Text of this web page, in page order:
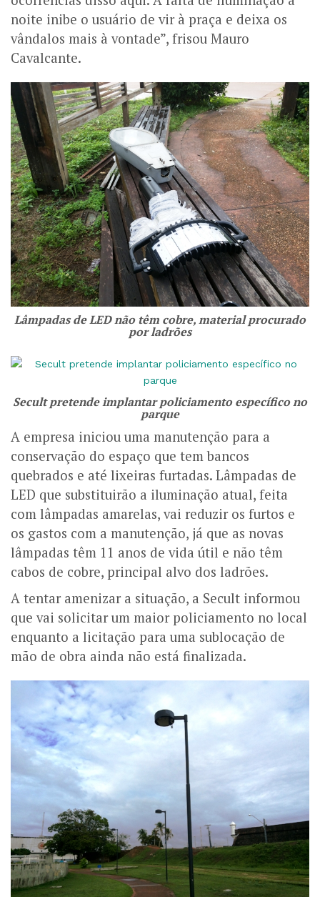
noite inibe o usuário de vir à praça e deixa os
vândalos mais à vontade”, frisou Mauro
Cavalcante.
Lâmpadas de LED não têm cobre, material procurado
por ladrões
Secult pretende implantar policiamento específico no
parque
A empresa iniciou uma manutenção para a
conservação do espaço que tem bancos
quebrados e até lixeiras furtadas. Lâmpadas de
LED que substituirão a iluminação atual, feita
com lâmpadas amarelas, vai reduzir os furtos e
os gastos com a manutenção, já que as novas
lâmpadas têm 11 anos de vida útil e não têm
cabos de cobre, principal alvo dos ladrões.
A tentar amenizar a situação, a Secult informou
que vai solicitar um maior policiamento no local
enquanto a licitação para uma sublocação de
mão de obra ainda não está finalizada.